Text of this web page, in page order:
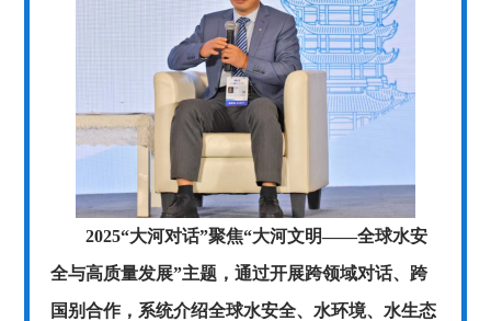
2025“大河对话”聚焦“大河文明——全球水安
全与高质量发展”主题，通过开展跨领域对话、跨
国别合作，系统介绍全球水安全、水环境、水生态